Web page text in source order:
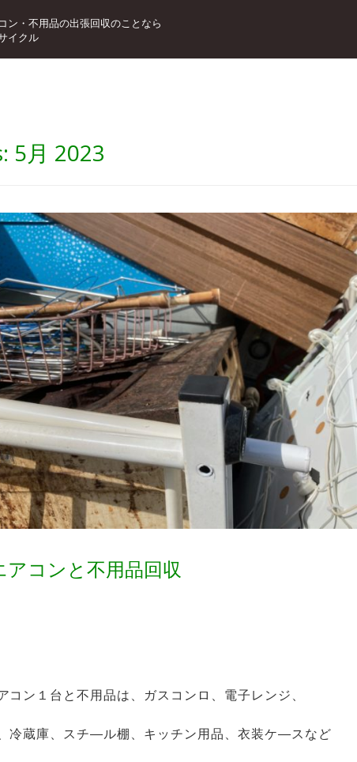
ン・不用品の出張回収のことなら
イクル
5月 2023
コンと不用品回収
ン１台と不用品は、ガスコンロ、電子レンジ、
冷蔵庫、スチ―ル棚、キッチン用品、衣装ケ―スなど